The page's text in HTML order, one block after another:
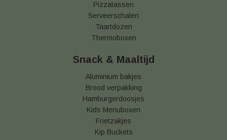
Pizzatassen
Serveerschalen
Taartdozen
Thermoboxen
Snack & Maaltijd
Aluminium bakjes
Brood verpakking
Hamburgerdoosjes
Kids Menuboxen
Frietzakjes
Kip Buckets